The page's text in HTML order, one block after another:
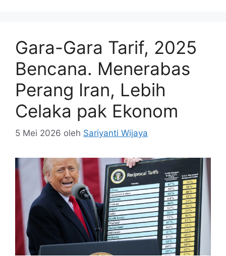
Gara-Gara Tarif, 2025
Bencana. Menerabas
Perang Iran, Lebih
Celaka pak Ekonom
5 Mei 2026 oleh Sariyanti Wijaya